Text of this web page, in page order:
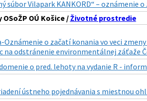
súbor Vilapark KANKORD“ – oznámenie
OÚ Košice / Životné prostredie
Oznámenie o začatí konania vo veci
na odstránenie environmentálnej záťaže
o pred. lehoty na vydanie R -
ústneho pojednávania s miestnou